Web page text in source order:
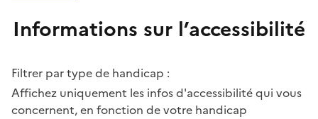
Informations sur l’accessibilité
Filtrer par type de handicap :
Affichez uniquement les infos d'accessibilité qui vous
concernent, en fonction de votre handicap